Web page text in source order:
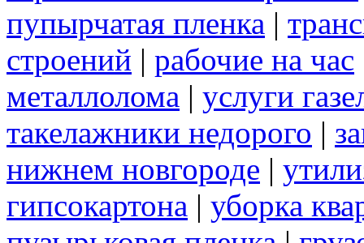
пупырчатая пленка |
строений | рабочие на час
металлолома | услуги
такелажники недорого |
нижнем новгороде |
гипсокартона | уборка